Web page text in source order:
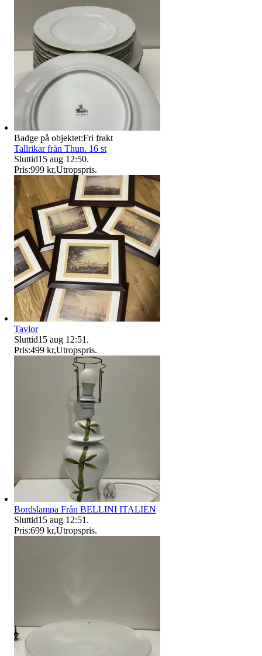
Badge på objektet:Fri frakt
Tallrikar från Thun. 16 st
Sluttid15 aug 12:50.
Pris:999 kr,Utropspris.
Tavlor
Sluttid15 aug 12:51 .
Pris:499 kr,Utropspris.
Bordslampa Från BELLINI ITALIEN
Sluttid15 aug 12:51 .
Pris:699 kr,Utropspris.